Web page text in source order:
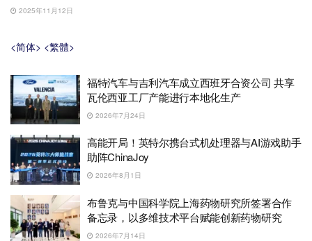
2025年11月12日
<简体> <繁體>
福特汽车与吉利汽车成立西班牙合资公司 共享
瓦伦西亚工厂产能进行本地化生产
2026年7月24日
高能开局！英特尔携台式机处理器与AI游戏助手
助阵ChinaJoy
2026年8月1日
布鲁克与中国科学院上海药物研究所签署合作
备忘录，以多维技术平台赋能创新药物研究
2026年7月14日